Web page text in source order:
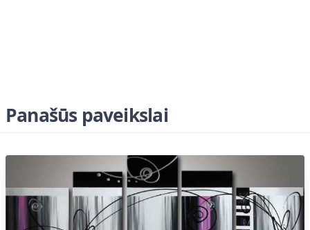
Panašūs paveikslai